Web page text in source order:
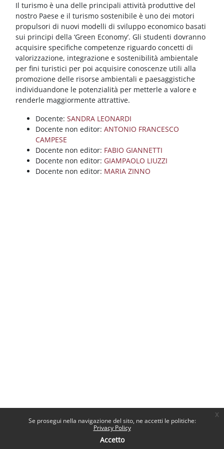
Vai al contenuto principale
Se prosegui nella navigazione del sito, ne accetti le politiche:
Privacy Policy
Accetto
x
Blocchi
Il turismo è una delle principali attività produttive del
nostro Paese e il turismo sostenibile è uno dei motori
propulsori di nuovi modelli di sviluppo economico basati
sui principi della ‘Green Economy’. Gli studenti dovranno
acquisire specifiche competenze riguardo concetti di
valorizzazione, integrazione e sostenibilità ambientale
per fini turistici per poi acquisire conoscenze utili alla
promozione delle risorse ambientali e paesaggistiche
individuandone le potenzialità per metterle a valore e
renderle maggiormente attrattive.
Docente: SANDRA LEONARDI
Docente non editor: ANTONIO FRANCESCO
CAMPESE
Docente non editor: FABIO GIANNETTI
Docente non editor: GIAMPAOLO LIUZZI
Docente non editor: MARIA ZINNO